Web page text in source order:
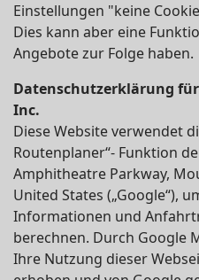
Einstellungen "keine
Dies kann aber eine
Angebote zur Folge haben.
Datenschutzerklärung
Inc.
Diese Website verwendet
Routenplaner“- Funktion
Amphitheatre Parkway,
United States („Google“),
Informationen und
berechnen. Durch Google
Ihre Nutzung dieser